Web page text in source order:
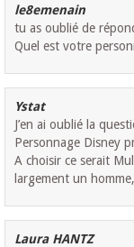
le8emenain
tu as oublié de
Quel est votre
Ystat
J’en ai oublié la
Personnage Disney
A choisir ce serait
largement un
Laura HANTZ